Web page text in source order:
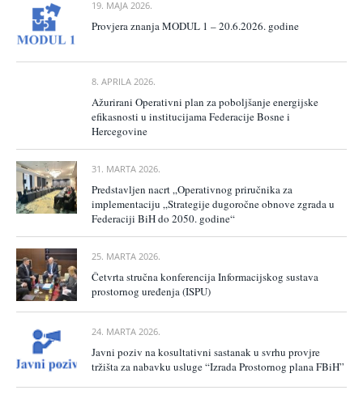
19. MAJA 2026.
Provjera znanja MODUL 1 – 20.6.2026. godine
8. APRILA 2026.
Ažurirani Operativni plan za poboljšanje energijske
efikasnosti u institucijama Federacije Bosne i
Hercegovine
31. MARTA 2026.
Predstavljen nacrt „Operativnog priručnika za
implementaciju „Strategije dugoročne obnove zgrada u
Federaciji BiH do 2050. godine“
25. MARTA 2026.
Četvrta stručna konferencija Informacijskog sustava
prostornog uređenja (ISPU)
24. MARTA 2026.
Javni poziv na kosultativni sastanak u svrhu provjre
tržišta za nabavku usluge “Izrada Prostornog plana FBiH”